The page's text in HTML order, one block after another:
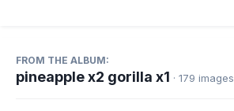
FROM THE ALBUM:
pineapple x2 gorilla x1 · 179 images